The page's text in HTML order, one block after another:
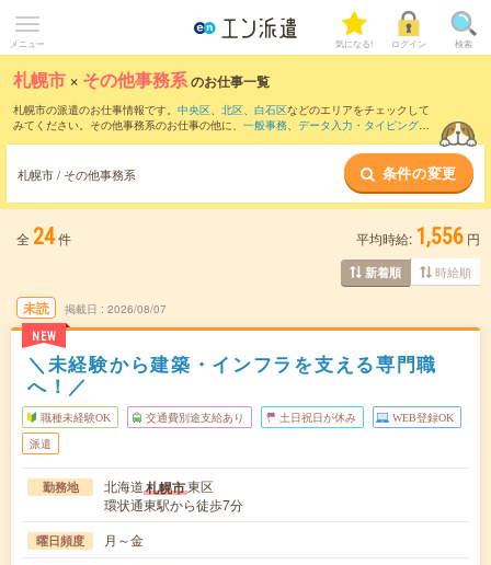
メニュー 気になる! ログイン 検索
札幌市 × その他事務系のお仕事一覧
札幌市の派遣のお仕事情報です。 中央区、 北区、 白石区などのエリアをチェックして
みてください。その他事務系のお仕事の他に、 一般事務、 データ入力・タイピング、
札幌市 / その他事務系 条件の変更
全 24件 平均時給: 1,556 円
新着順 時給順
未読
NEW
掲載日 2026/08/07
＼未経験から建築・インフラを支える専門職
へ！／
職種未経験OK 交通費別途支給あり 土日祝日が休み WEB登録OK
派遣
勤務地 北海道札幌市東区
環状通東駅から徒歩7分
曜日頻度 月～金